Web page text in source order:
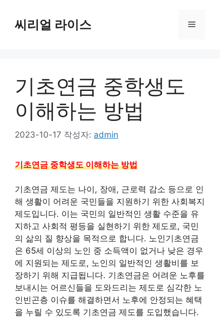
씨리얼 라이스 메
기초연금 중학생도
이해하는 방법
2023-10-17 작성자: admin
기초연금 중학생도 이해하는 방법
기초연금 제도는 나이, 장애, 근로력 감소 등으로 인
해 생활이 어려운 국민들을 지원하기 위한 사회복지
제도입니다. 이는 국민의 일반적인 생활 수준을 유
지하고 사회적 평등을 실현하기 위한 제도로, 국민
의 삶의 질 향상을 목적으로 합니다. 노인기초연금
은 65세 이상의 노인 중 소득액이 없거나 낮은 경우
에 지원되는 제도로, 노인의 일반적인 생활비를 보
장하기 위해 지급됩니다. 기초연금은 어려운 노후를
보내시는 어르신들을 도와드리는 제도로 심각한 노
인빈곤층 이슈를 해결하면서 노후에 안정되는 혜택
을 누릴 수 있도록 기초연금 제도를 도입했습니다.